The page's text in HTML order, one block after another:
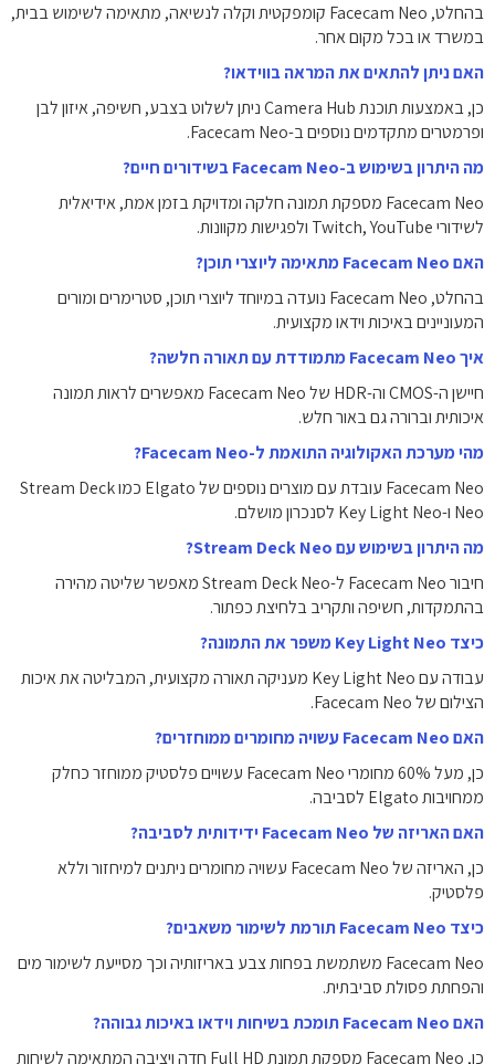
בהחלט, Facecam Neo קומפקטית וקלה לנשיאה, מתאימה לשימוש בבית,
במשרד או בכל מקום אחר.
האם ניתן להתאים את המראה בווידאו?
כן, באמצעות תוכנת Camera Hub ניתן לשלוט בצבע, חשיפה, איזון לבן
ופרמטרים מתקדמים נוספים ב-Facecam Neo.
מה היתרון בשימוש ב-Facecam Neo בשידורים חיים?
Facecam Neo מספקת תמונה חלקה ומדויקת בזמן אמת, אידיאלית
לשידורי Twitch, YouTube ולפגישות מקוונות.
האם Facecam Neo מתאימה ליוצרי תוכן?
בהחלט, Facecam Neo נועדה במיוחד ליוצרי תוכן, סטרימרים ומורים
המעוניינים באיכות וידאו מקצועית.
איך Facecam Neo מתמודדת עם תאורה חלשה?
חיישן ה-CMOS וה-HDR של Facecam Neo מאפשרים לראות תמונה
איכותית וברורה גם באור חלש.
מהי מערכת האקולוגיה התואמת ל-Facecam Neo?
Facecam Neo עובדת עם מוצרים נוספים של Elgato כמו Stream Deck
Neo ו-Key Light Neo לסנכרון מושלם.
מה היתרון בשימוש עם Stream Deck Neo?
חיבור Facecam Neo ל-Stream Deck Neo מאפשר שליטה מהירה
בהתמקדות, חשיפה ותקריב בלחיצת כפתור.
כיצד Key Light Neo משפר את התמונה?
עבודה עם Key Light Neo מעניקה תאורה מקצועית, המבליטה את איכות
הצילום של Facecam Neo.
האם Facecam Neo עשויה מחומרים ממוחזרים?
כן, מעל 60% מחומרי Facecam Neo עשויים פלסטיק ממוחזר כחלק
ממחויבות Elgato לסביבה.
האם האריזה של Facecam Neo ידידותית לסביבה?
כן, האריזה של Facecam Neo עשויה מחומרים ניתנים למיחזור וללא
פלסטיק.
כיצד Facecam Neo תורמת לשימור משאבים?
Facecam Neo משתמשת בפחות צבע באריזותיה וכך מסייעת לשימור מים
והפחתת פסולת סביבתית.
האם Facecam Neo תומכת בשיחות וידאו באיכות גבוהה?
כן, Facecam Neo מספקת תמונת Full HD חדה ויציבה המתאימה לשיחות